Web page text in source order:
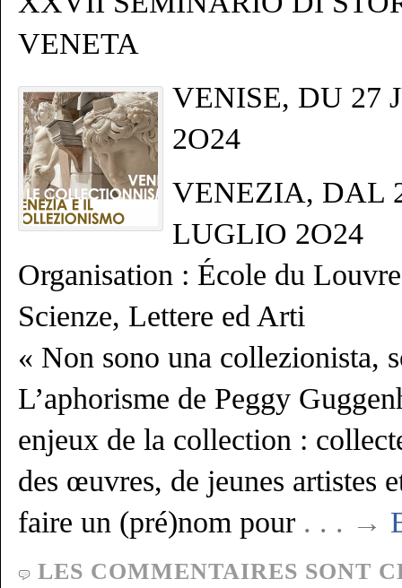
VENETA
VENISE, DU 27
2O24
VENEZIA, DAL
LUGLIO 2O24
Organisation : École du
Scienze, Lettere ed Arti
« Non sono una collezionista,
L’aphorisme de Peggy
enjeux de la collection :
des œuvres, de jeunes artistes
faire un (pré)nom pour . . . →
LES COMMENTAIRES SONT